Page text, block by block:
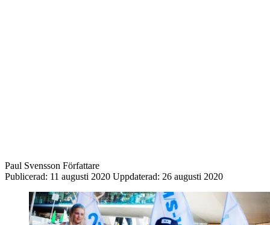
Paul Svensson Författare
Publicerad: 11 augusti 2020 Uppdaterad: 26 augusti 2020